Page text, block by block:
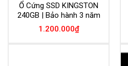
Ổ Cứng SSD KINGSTON
240GB | Bảo hành 3 năm
1.200.000₫